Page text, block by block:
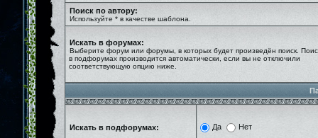
Поиск по автору:
Используйте * в качестве шаблона.
Искать в форумах:
Выберите форум или форумы, в которых будет произведён поиск.
в подфорумах производится автоматически, если вы не отключили
соответствующую опцию ниже.
Искать в подфорумах: Да Нет